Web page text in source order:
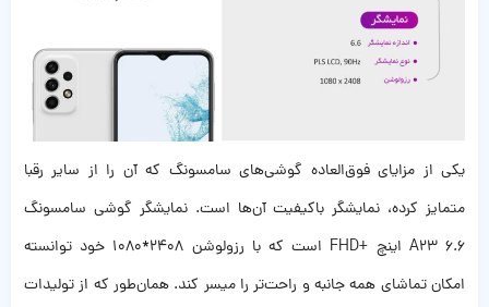
یکی از مزایای فوق‌العاده گوشی‌های سامسونگ که آن را از سایر رقبا
متمایز کرده، نمایشگر باکیفیت آن‌ها است. نمایشگر گوشی سامسونگ
A23 6.6 اینچ +FHD است که با رزولوشن 2408*1080 خود توانسته
امکان تماشای همه جانبه و راحت‌تر را میسر کند. همان‌طور که از تولیدات